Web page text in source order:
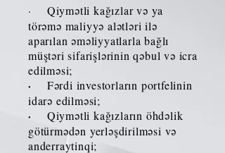
·
Qiymətli kağızlar və ya
törəmə maliyyə alətləri ilə
aparılan əməliyyatlarla bağlı
müştəri sifarişlərinin qəbul və icra
edilməsi;
· Fərdi investorların portfelinin
idarə edilməsi;
· Qiymətli kağızların öhdəlik
götürmədən yerləşdirilməsi və
anderraytinqi;